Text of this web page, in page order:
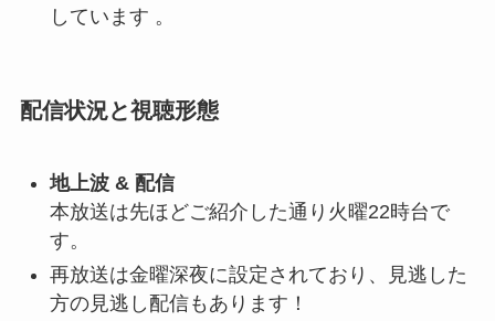
しています 。
配信状況と視聴形態
地上波 & 配信
本放送は先ほどご紹介した通り火曜22時台で
す。
再放送は金曜深夜に設定されており、見逃した
方の見逃し配信もあります！